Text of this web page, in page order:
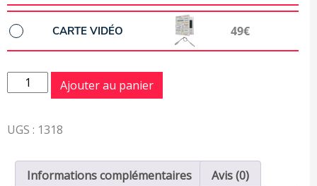
CARTE VIDÉO 49€
quantité de Mignonne...
Ajouter au panier
UGS : 1318
Informations complémentaires Avis (0)